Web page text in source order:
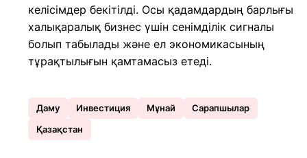
келісімдер бекітілді. Осы қадамдардың барлығы
халықаралық бизнес үшін сенімділік сигналы
болып табылады және ел экономикасының
тұрақтылығын қамтамасыз етеді.
Даму Инвестиция Мұнай
Сарапшылар
Қазақстан